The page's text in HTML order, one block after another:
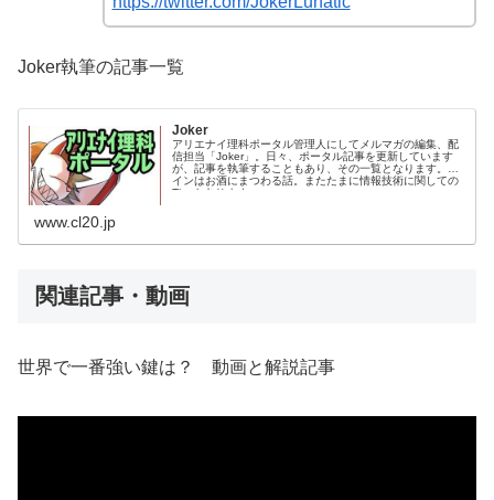
Joker執筆の記事一覧
Joker
アリエナイ理科ポータル管理人にしてメルマガの編集、配
信担当「Joker」。日々、ポータル記事を更新しています
が、記事を執筆することもあり、その一覧となります。メ
インはお酒にまつわる話。またたまに情報技術に関しての
Tipsもあります。
www.cl20.jp
関連記事・動画
世界で一番強い鍵は？ 動画と解説記事